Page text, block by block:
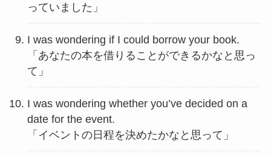
っていました」
I was wondering if I could borrow your book.
「あなたの本を借りることができるかなと思っ
て」
I was wondering whether you’ve decided on a
date for the event.
「イベントの日程を決めたかなと思って」